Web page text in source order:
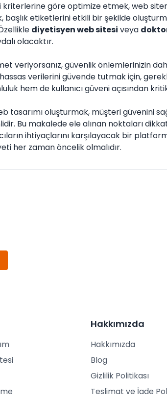
kriterlerine göre optimize etmek, web
etiketlerini etkili bir şekilde
diyetisyen web sitesi veya
olacaktır.
veriyorsanız, güvenlik önlemlerinizin
hassas verilerini güvende tutmak için,
hem de kullanıcı güveni açısından
tasarımı oluşturmak, müşteri güvenini
Bu makalede ele alınan noktaları
ihtiyaçlarını karşılayacak bir
her zaman öncelik olmalıdır.
Hakkımızda
Hakkımızda
Blog
Gizlilik Politikası
Teslimat ve İade